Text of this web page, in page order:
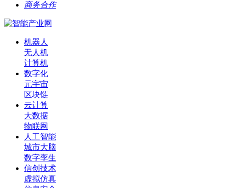
商务合作
机器人
无人机
计算机
数字化
元宇宙
区块链
云计算
大数据
物联网
人工智能
城市大脑
数字孪生
信创技术
虚拟仿真